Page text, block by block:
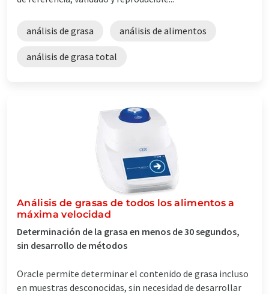
análisis de grasa análisis de alimentos
análisis de grasa total
Análisis de grasas de todos los alimentos a
máxima velocidad
Determinación de la grasa en menos de 30 segundos,
sin desarrollo de métodos
Oracle permite determinar el contenido de grasa incluso
en muestras desconocidas, sin necesidad de desarrollar